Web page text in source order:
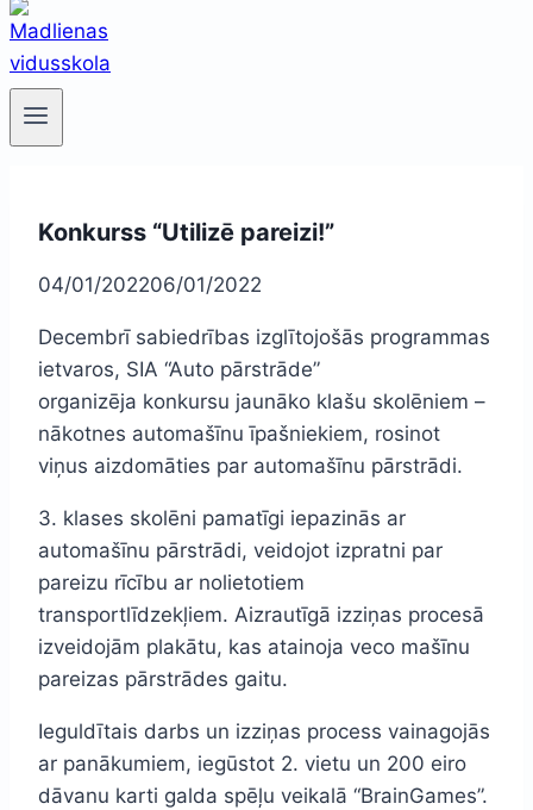
Konkurss “Utilizē pareizi!”
04/01/202206/01/2022
Decembrī sabiedrības izglītojošās programmas
ietvaros, SIA “Auto pārstrāde”
organizēja konkursu jaunāko klašu skolēniem –
nākotnes automašīnu īpašniekiem, rosinot
viņus aizdomāties par automašīnu pārstrādi.
3. klases skolēni pamatīgi iepazinās ar
automašīnu pārstrādi, veidojot izpratni par
pareizu rīcību ar nolietotiem
transportlīdzekļiem. Aizrautīgā izziņas procesā
izveidojām plakātu, kas atainoja veco mašīnu
pareizas pārstrādes gaitu.
Ieguldītais darbs un izziņas process vainagojās
ar panākumiem, iegūstot 2. vietu un 200 eiro
dāvanu karti galda spēļu veikalā “BrainGames”.